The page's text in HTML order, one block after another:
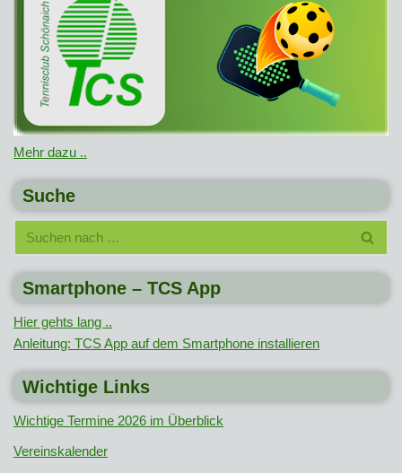
Mehr dazu ..
Suche
Smartphone – TCS App
Hier gehts lang ..
Anleitung: TCS App auf dem Smartphone installieren
Wichtige Links
Wichtige Termine 2026 im Überblick
Vereinskalender